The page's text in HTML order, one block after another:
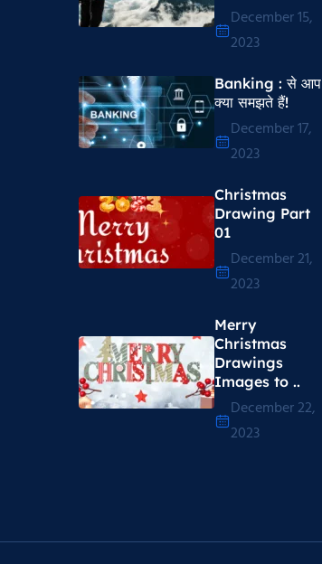
December 15,
2023
Banking : से आप
क्या समझते हैं!
December 17,
2023
Christmas
Drawing Part
01
December 21,
2023
Merry
Christmas
Drawings
Images to ..
December 22,
2023